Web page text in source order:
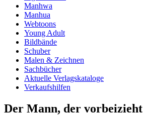
Manhwa
Manhua
Webtoons
Young Adult
Bildbände
Schuber
Malen & Zeichnen
Sachbücher
Aktuelle Verlagskataloge
Verkaufshilfen
Der Mann, der vorbeizieht